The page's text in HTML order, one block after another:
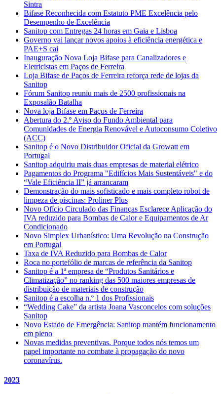
Sintra
Bifase Reconhecida com Estatuto PME Excelência pelo
Desempenho de Excelência
Sanitop com Entregas 24 horas em Gaia e Lisboa
Governo vai lançar novos apoios à eficiência energética e
PAE+S cai
Inauguração Nova Loja Bifase para Canalizadores e
Eletricistas em Paços de Ferreira
Loja Bifase de Paços de Ferreira reforça rede de lojas da
Sanitop
Fórum Sanitop reuniu mais de 2500 profissionais na
Exposalão Batalha
Nova loja Bifase em Paços de Ferreira
Abertura do 2.º Aviso do Fundo Ambiental para
Comunidades de Energia Renovável e Autoconsumo Coletivo
(ACC)
Sanitop é o Novo Distribuidor Oficial da Growatt em
Portugal
Sanitop adquiriu mais duas empresas de material elétrico
Pagamentos do Programa "Edifícios Mais Sustentáveis" e do
“Vale Eficiência II” já arrancaram
Demonstração do mais sofisticado e mais completo robot de
limpeza de piscinas: Proliner Plus
Novo Ofício Circulado das Finanças Esclarece Aplicação do
IVA reduzido para Bombas de Calor e Equipamentos de Ar
Condicionado
Novo Simplex Urbanístico: Uma Revolução na Construção
em Portugal
Taxa de IVA Reduzido para Bombas de Calor
Roca no portefólio de marcas de referência da Sanitop
Sanitop é a 1ª empresa de “Produtos Sanitários e
Climatização” no ranking das 500 maiores empresas de
distribuição de materiais de construção
Sanitop é a escolha n.º 1 dos Profissionais
“Wedding Cake” da artista Joana Vasconcelos com soluções
Sanitop
Novo Estado de Emergência: Sanitop mantém funcionamento
em pleno
Novas medidas preventivas. Porque todos nós temos um
papel importante no combate à propagação do novo
coronavírus.
2023